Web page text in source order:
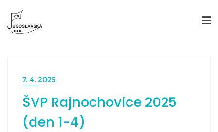
7. 4. 2025
ŠVP Rajnochovice 2025
(den 1-4)